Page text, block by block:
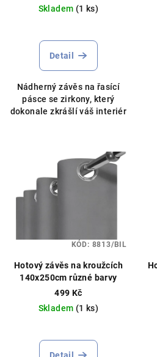
Skladem (1 ks)
Detail
Nádherný závěs na řasící
pásce se zirkony, který
dokonale zkrášlí váš interiér
Hotový závěs na kroužcích
140x250cm různé barvy
499 Kč
Skladem (1 ks)
KÓD: 8813/BIL